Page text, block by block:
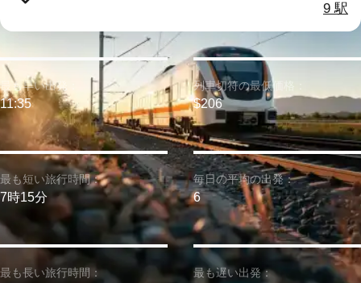
9 駅
最も短い旅行時間：
7時15分
最も早い出発：
11:35
最も長い旅行時間：
列車切符の最低価格：
$206
毎日の平均の出発：
6
最も遅い出発：